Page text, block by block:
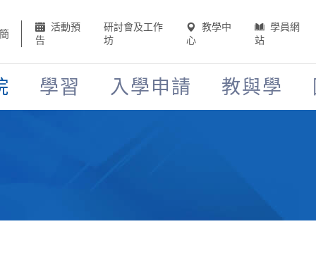
簡
活動預
告
研討會及工作
坊
教學中
心
學員網
站
學習 入學申請 教與學